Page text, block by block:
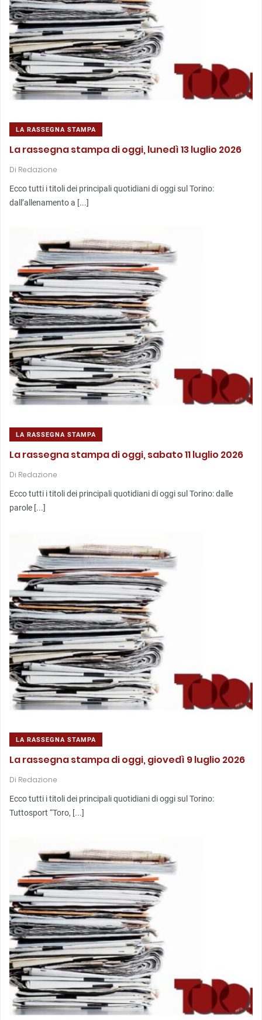
LA RASSEGNA STAMPA
La rassegna stampa di oggi, lunedì 13 luglio 2026
Di Redazione
Ecco tutti i titoli dei principali quotidiani di oggi sul Torino:
dall’allenamento a [...]
LA RASSEGNA STAMPA
La rassegna stampa di oggi, sabato 11 luglio 2026
Di Redazione
Ecco tutti i titoli dei principali quotidiani di oggi sul Torino: dalle
parole [...]
LA RASSEGNA STAMPA
La rassegna stampa di oggi, giovedì 9 luglio 2026
Di Redazione
Ecco tutti i titoli dei principali quotidiani di oggi sul Torino:
Tuttosport “Toro, [...]